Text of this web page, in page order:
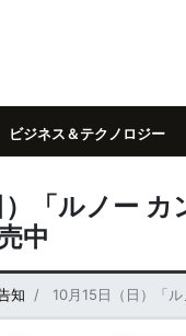
ビジネス＆テクノロジー
「ルノー
中
知 10月15日（日）「